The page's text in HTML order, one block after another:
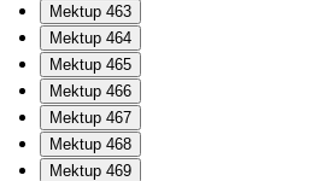
Mektup 463
Mektup 464
Mektup 465
Mektup 466
Mektup 467
Mektup 468
Mektup 469